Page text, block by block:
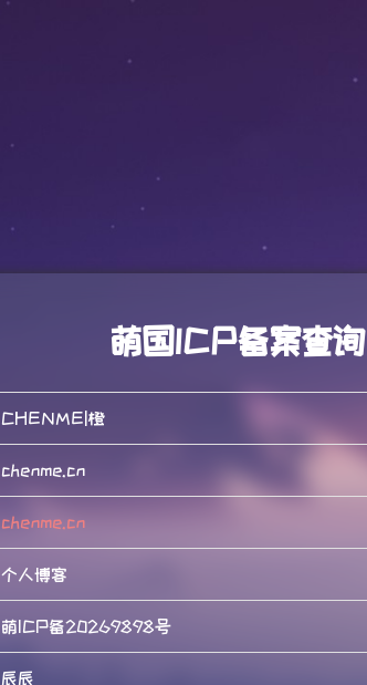
萌国ICP备案查询
CHENME|橙
chenme.cn
chenme.cn
个人博客
萌ICP备20269898号
辰辰